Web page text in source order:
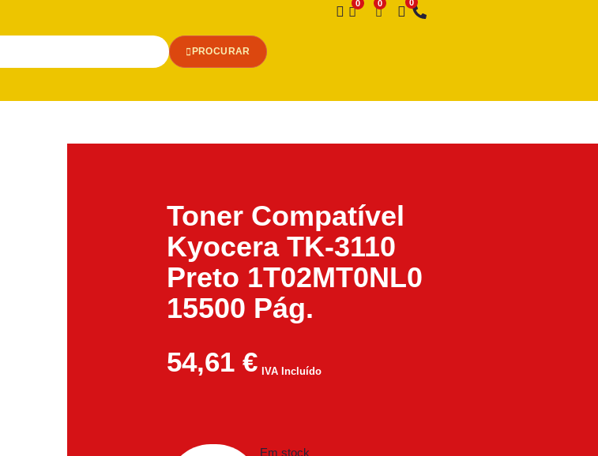
PROCURAR
Desejo
Toner Compatível
Kyocera TK-3110
Preto 1T02MT0NL0
15500 Pág.
54,61 € IVA Incluído
Em stock